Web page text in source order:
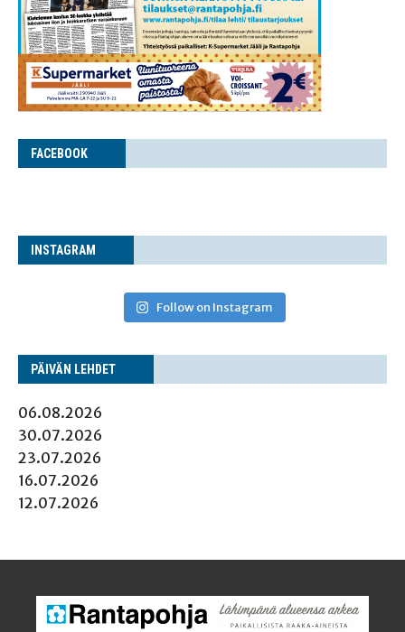
FACE­BOOK
INS­TA­GRAM
Follow on Instagram
PÄI­VÄN LEHDET
06.08.2026
30.07.2026
23.07.2026
16.07.2026
12.07.2026